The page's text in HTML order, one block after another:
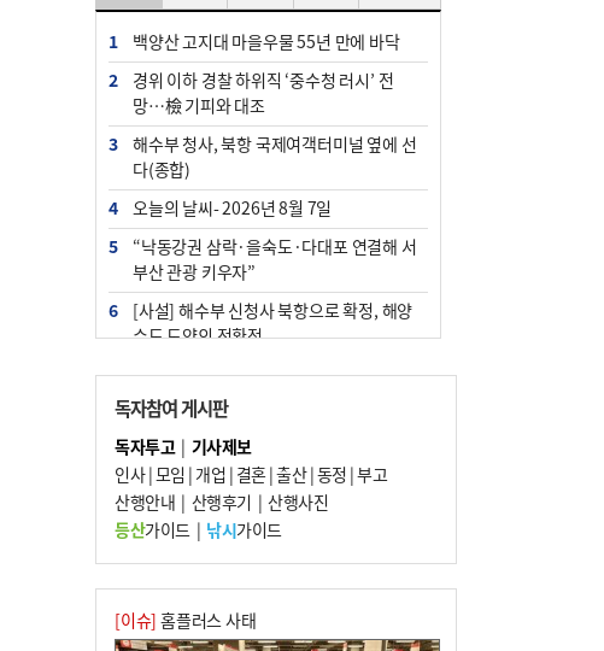
1
백양산 고지대 마을우물 55년 만에 바닥
2
경위 이하 경찰 하위직 ‘중수청 러시’ 전
망…檢 기피와 대조
3
해수부 청사, 북항 국제여객터미널 옆에 선
다(종합)
4
오늘의 날씨- 2026년 8월 7일
5
“낙동강권 삼락·을숙도·다대포 연결해 서
부산 관광 키우자”
6
[사설] 해수부 신청사 북항으로 확정, 해양
수도 도약의 전환점
7
피란마을 67년 역사인데…전교생 24명 아
미초 통폐합 기로
8
부울경 주말부터 비소식…‘극한 폭염’ 한풀
꺾일 듯
9
외국인 선원 ‘인신매매 경유지’ 된 부산…
우려가 현실로
10 부산 청소년 극지탐험대 8인, 열흘간 북극
구석구석 누빈다
독자참여 게시판
독자투고| 기사제보
인사|모임 | 개업 | 결혼|출산|동정 |부고
산행안내 | 산행후기 | 산행사진
등산가이드| 낚시가이드
[이슈] 홈플러스 사태